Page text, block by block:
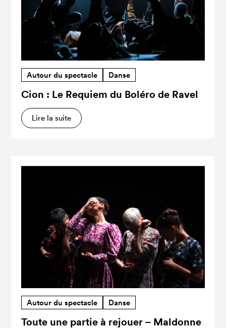
Autour du spectacle Danse
Cion : Le Requiem du Boléro de Ravel
Lire la suite
Autour du spectacle Danse
Toute une partie à rejouer – Maldonne